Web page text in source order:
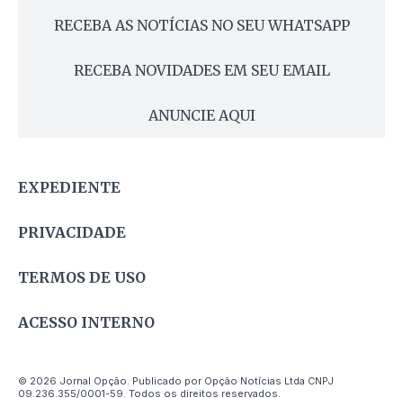
RECEBA AS NOTÍCIAS NO SEU WHATSAPP
RECEBA NOVIDADES EM SEU EMAIL
ANUNCIE AQUI
EXPEDIENTE
PRIVACIDADE
TERMOS DE USO
ACESSO INTERNO
© 2026 Jornal Opção. Publicado por Opção Notícias Ltda CNPJ
09.236.355/0001-59. Todos os direitos reservados.